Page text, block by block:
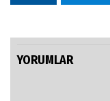
YORUMLAR